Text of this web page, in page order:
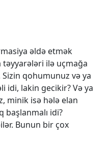
əldə etmək
ilə uçmağa
qohumunuz və ya
idi, lakin gecikir? Və ya
minik isə hələ elan
başlanmalı idi?
Bunun bir çox